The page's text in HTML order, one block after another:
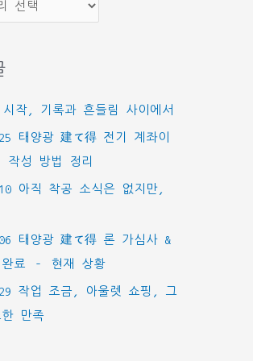
시작, 기록과 흔들림 사이에서
태양광 建て得 전기 계좌이
작성 방법 정리
아직 착공 소식은 없지만,
태양광 建て得 론 가심사 &
완료 – 현재 상황
작업 조금, 아울렛 쇼핑, 그
만족